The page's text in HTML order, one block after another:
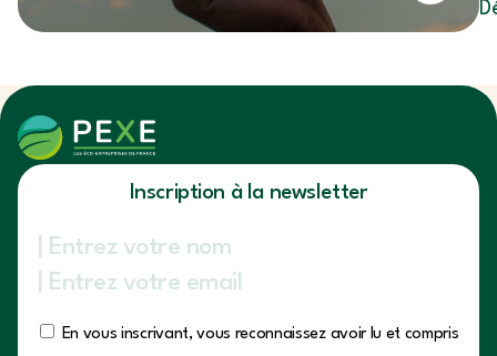
Inscription à la newsletter
En vous inscrivant, vous reconnaissez avoir lu et compris